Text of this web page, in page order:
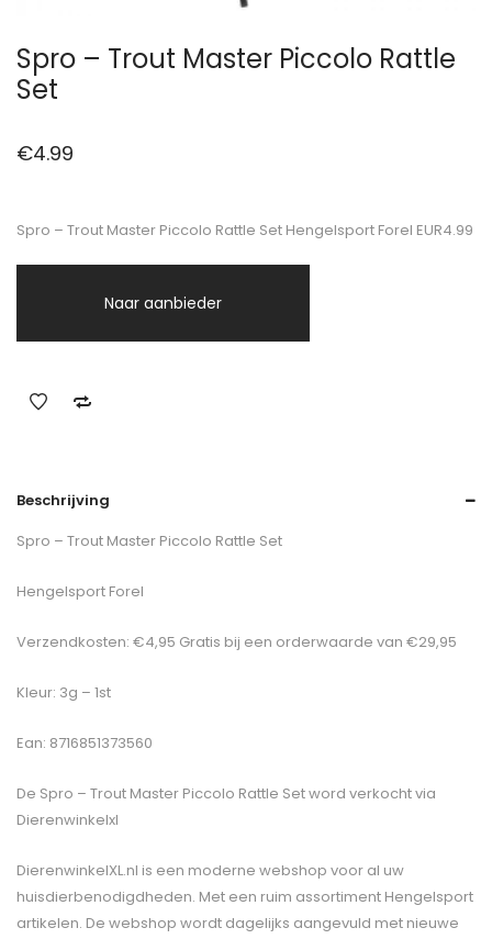
Spro – Trout Master Piccolo Rattle
Set
€4.99
Spro – Trout Master Piccolo Rattle Set Hengelsport Forel EUR4.99
Naar aanbieder
Beschrijving
Spro – Trout Master Piccolo Rattle Set
Hengelsport Forel
Verzendkosten: €4,95 Gratis bij een orderwaarde van €29,95
Kleur: 3g – 1st
Ean: 8716851373560
De Spro – Trout Master Piccolo Rattle Setword verkocht via
Dierenwinkelxl
DierenwinkelXL.nl is een moderne webshop voor al uw
huisdierbenodigdheden. Met een ruim assortiment Hengelsport
artikelen. De webshop wordt dagelijks aangevuld met nieuwe